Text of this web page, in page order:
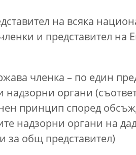
на всяка
и представител на
членка – по един
органи
принцип според
надзорни органи на
за общ представител)